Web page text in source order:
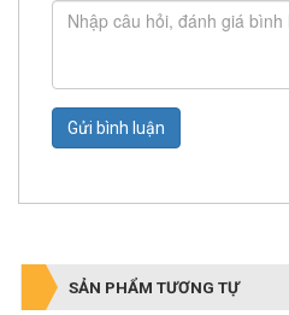
Gửi bình luận
SẢN PHẨM TƯƠNG TỰ